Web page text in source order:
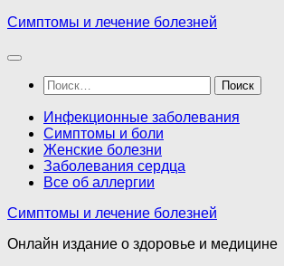
Перейти
содержимому
Симптомы и лечение болезней
Найти:
Инфекционные заболевания
Симптомы и боли
Женские болезни
Заболевания сердца
Все об аллергии
Симптомы и лечение болезней
Онлайн издание о здоровье и медицине